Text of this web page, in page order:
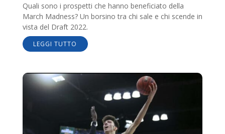
Quali sono i prospetti che hanno beneficiato della
March Madness? Un borsino tra chi sale e chi scende in
vista del Draft 2022.
LEGGI TUTTO